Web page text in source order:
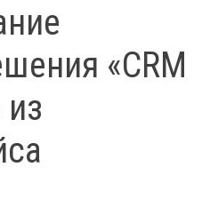
«CRM